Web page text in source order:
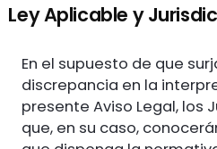
Ley Aplicable y
En el supuesto de que
discrepancia en la
presente Aviso Legal, los
que, en su caso,